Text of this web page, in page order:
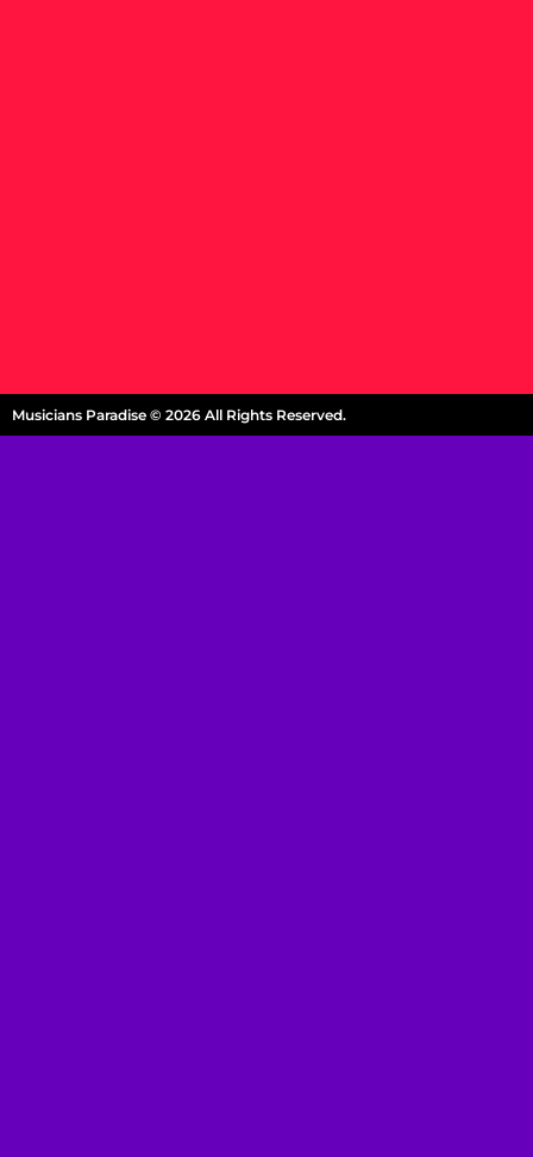
Musicians Paradise © 2026 All Rights Reserved.